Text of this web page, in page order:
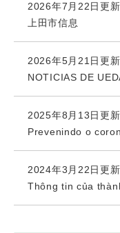
2026年7月22日更新
上田市信息
2026年5月21日更新
NOTICIAS DE
2025年8月13日更新
Prevenindo o
2024年3月22日更新
Thông tin của